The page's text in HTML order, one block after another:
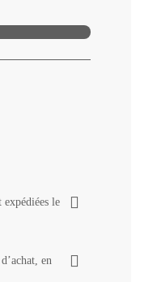
expédiées le
en